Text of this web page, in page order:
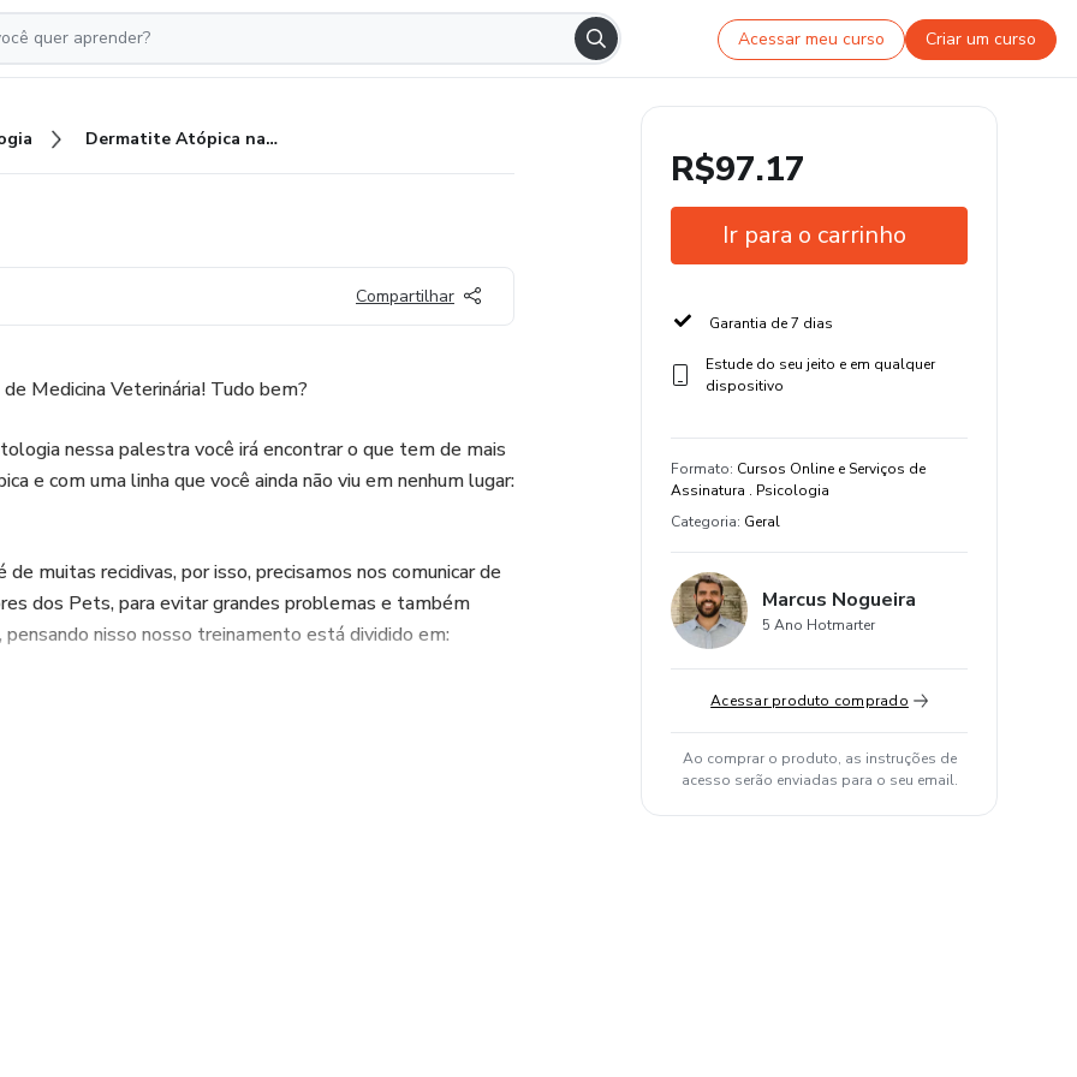
Acessar meu curso Criar um curso
Dermatite Atópica na Prática
Compartilhar
Medicina Veterinária! Tudo bem?
nessa palestra você irá encontrar o que tem de mais
e com uma linha que você ainda não viu em nenhum lugar:
muitas recidivas, por isso, precisamos nos comunicar de
dos Pets, para evitar grandes problemas e também
nisso nosso treinamento está dividido em:
R$97.17
Ir para o carrinho
Garantia de 7 dias
Estude do seu jeito e em qualquer
dispositivo
Formato: Cursos Online e Serviços de
Assinatura . Psicologia
Categoria: Geral
Marcus Nogueira
5 Ano Hotmarter
Acessar produto comprado
Ao comprar o produto, as instruções de
acesso serão enviadas para o seu email.